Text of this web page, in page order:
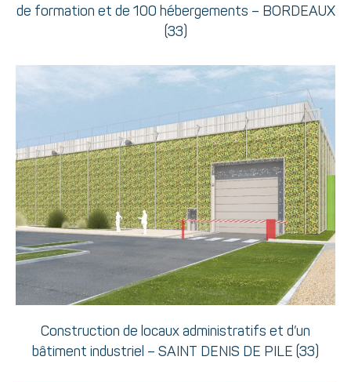
de formation et de 100 hébergements – BORDEAUX
(33)
Construction de locaux administratifs et d’un
bâtiment industriel – SAINT DENIS DE PILE (33)